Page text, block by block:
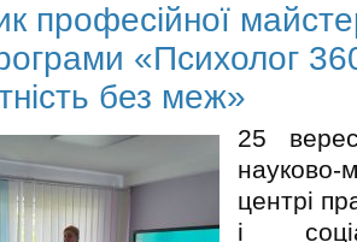
професійної
«Психолог
без меж»
25
науково-
центрі
і